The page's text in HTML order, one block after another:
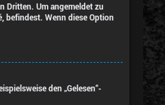
Dritten. Um angemeldet zu
befindest. Wenn diese Option
den „Gelesen“-